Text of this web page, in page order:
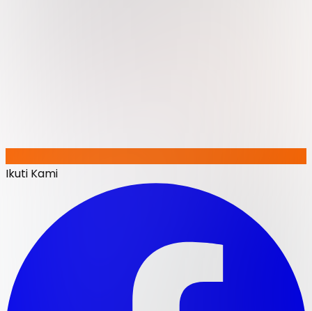
Ikuti Kami